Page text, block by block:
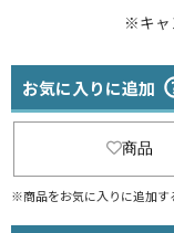
※キャ
お気に入りに追加
商品
※商品をお気に入りに追加す